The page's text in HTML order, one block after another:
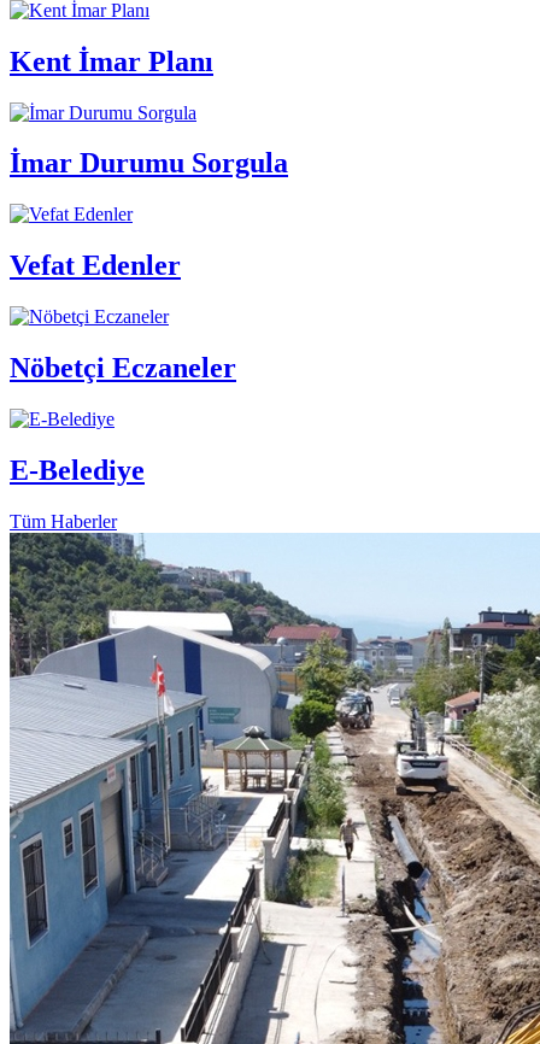
Kent İmar Planı
İmar Durumu Sorgula
Vefat Edenler
Nöbetçi Eczaneler
E-Belediye
Tüm Haberler